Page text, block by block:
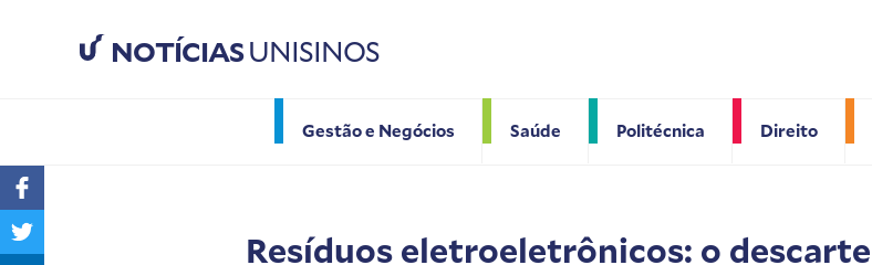
NOTÍCIASUNISINOS
Gestão e Negócios Saúde Politécnica Direito
Resíduos eletroeletrônicos: o